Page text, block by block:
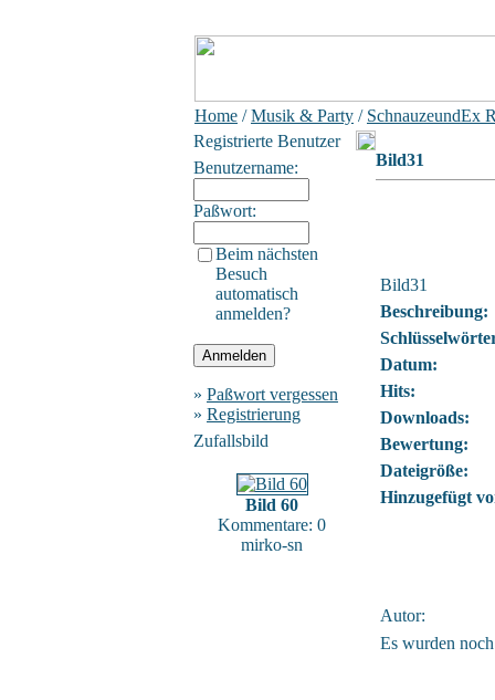
Home /Musik & Party / SchnauzeundEx
Registrierte Benutzer
Benutzername:
Paßwort:
Beim nächsten
Besuch
automatisch
anmelden?
» Paßwort vergessen
» Registrierung
Zufallsbild
Bild 60
Kommentare: 0
mirko-sn
Bild31
Bild31
Beschreibung:
Datum:
Hits:
Downloads:
Bewertung:
Dateigröße:
Hinzugefügt
Autor:
Es wurden